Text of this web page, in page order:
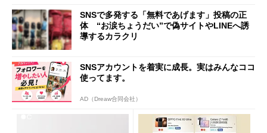
SNSで多発する「無料であげます」投稿の正
体 “お涙ちょうだい”で偽サイトやLINEへ誘
導するカラクリ
SNSアカウントを着実に成長。実はみんなココ
使ってます。
AD（Dreaw合同会社）